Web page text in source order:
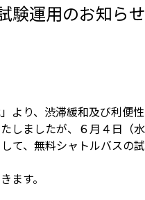
験運用のお知らせ
り、渋滞緩和及び利便
しましたが、６月４日（
、無料シャトルバスの
ます。